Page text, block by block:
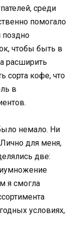
среди
помогало
поздно
чтобы быть в
расширить
сорта кофе, что
в
немало. Ни
Лично для меня,
две:
я смогла
условиях,